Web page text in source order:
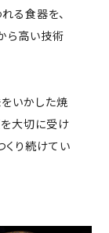
る食器を、
ら高い技術
いかした焼
を大切に受け
くり続けてい